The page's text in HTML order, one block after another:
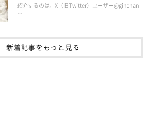
紹介するのは、X（旧Twitter）ユーザー@ginchan
…
新着記事をもっと見る